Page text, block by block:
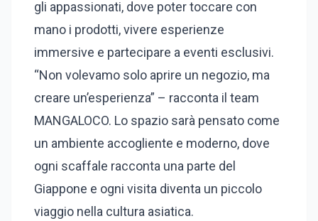
gli appassionati, dove poter toccare con
mano i prodotti, vivere esperienze
immersive e partecipare a eventi esclusivi.
“Non volevamo solo aprire un negozio, ma
creare un’esperienza” – racconta il team
MANGALOCO. Lo spazio sarà pensato come
un ambiente accogliente e moderno, dove
ogni scaffale racconta una parte del
Giappone e ogni visita diventa un piccolo
viaggio nella cultura asiatica.